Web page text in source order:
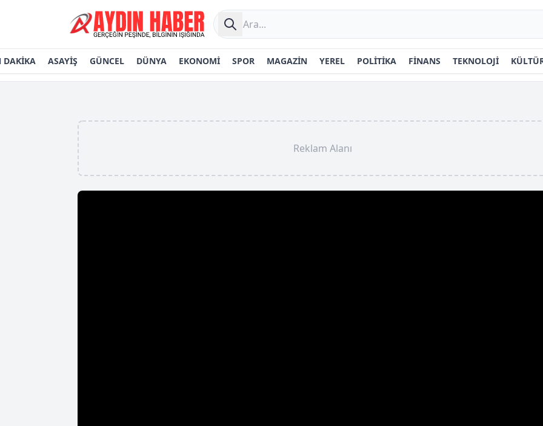
DAKİKA ASAYİŞ GÜNCEL DÜNYA EKONOMİ SPOR MAGAZİN YEREL POLİTİKA FİNANS TEKNOLOJİ
Reklam Alanı